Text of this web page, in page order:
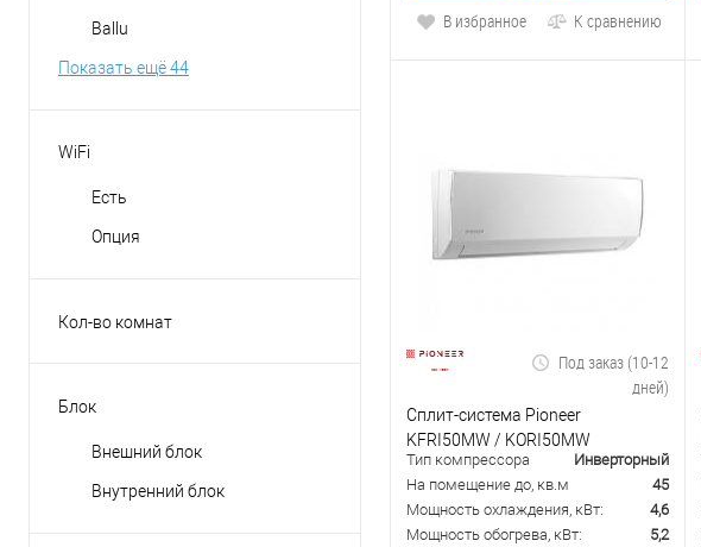
Ballu
Показать ещё 44
WiFi
Есть
Опция
Кол-во комнат
на 5-ть комнат
на 6-ть комнат
Блок
Внешний блок
Внутренний блок
В избранное
К сравнению
Под заказ (10-12
дней)
Сплит-система Pioneer
KFRI50MW / KORI50MW
Тип компрессора
Инверторный
На помещение до, кв.м
45
Мощность охлаждения, кВт:
4,6
Мощность обогрева, кВт:
5,2